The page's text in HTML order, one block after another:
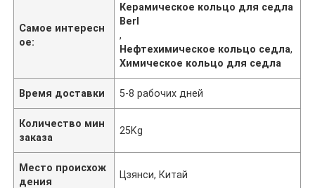
Самое интересн
ое:
Керамическое кольцо для седла
Berl
,
Нефтехимическое кольцо седла,
Химическое кольцо для седла
Время доставки 5-8 рабочих дней
Количество мин
заказа
25Kg
Место происхож
дения
Цзянси, Китай